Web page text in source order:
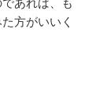
方がいいく